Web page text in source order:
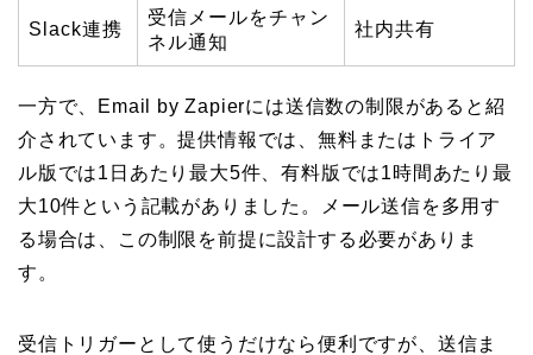
Slack連携
受信メールをチャン
ネル通知
社内共有
一方で、Email by Zapierには送信数の制限があると紹
介されています。提供情報では、無料またはトライア
ル版では1日あたり最大5件、有料版では1時間あたり最
大10件という記載がありました。メール送信を多用す
る場合は、この制限を前提に設計する必要がありま
す。
受信トリガーとして使うだけなら便利ですが、送信ま